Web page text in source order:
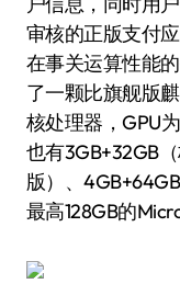
审核的正版支付
在事关运算性能
了一颗比旗舰版
核处理器，GPU
也有3GB+32GB
版）、
最高128GB的